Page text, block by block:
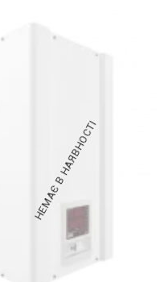
НЕМАЄ В НАЯВНОСТІ